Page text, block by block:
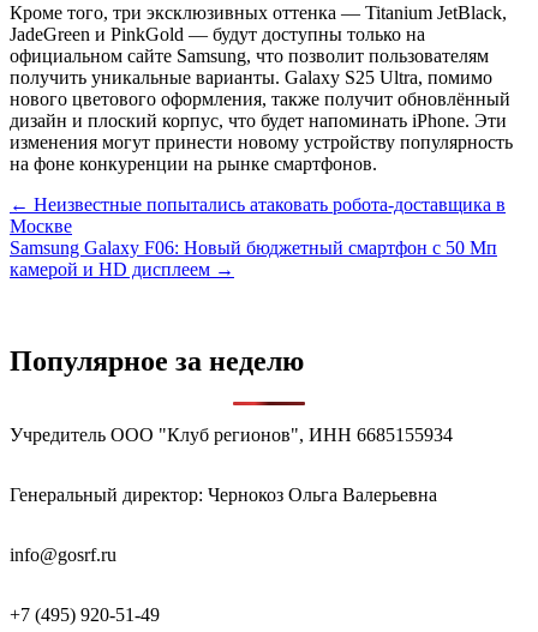
Кроме того, три эксклюзивных оттенка — Titanium JetBlack,
JadeGreen и PinkGold — будут доступны только на
официальном сайте Samsung, что позволит пользователям
получить уникальные варианты. Galaxy S25 Ultra, помимо
нового цветового оформления, также получит обновлённый
дизайн и плоский корпус, что будет напоминать iPhone. Эти
изменения могут принести новому устройству популярность
на фоне конкуренции на рынке смартфонов.
Навигация
по
записям
← Неизвестные попытались атаковать робота-доставщика в
Москве
Samsung Galaxy F06: Новый бюджетный смартфон с 50 Мп
камерой и HD дисплеем →
Популярное за неделю
Учредитель ООО "Клуб регионов", ИНН 6685155934
Генеральный директор: Чернокоз Ольга Валерьевна
info@gosrf.ru
+7 (495) 920-51-49